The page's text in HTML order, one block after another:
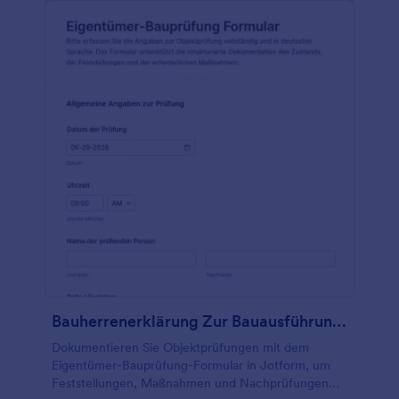
Bauherrenerklärung Zur Bauausführung Prüfung
Dokumentieren Sie Objektprüfungen mit dem
Eigentümer-Bauprüfung-Formular in Jotform, um
Feststellungen, Maßnahmen und Nachprüfungen